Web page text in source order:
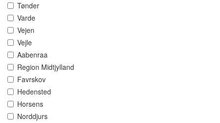
Tønder
Varde
Vejen
Vejle
Aabenraa
Region Midtjylland
Favrskov
Hedensted
Horsens
Norddjurs